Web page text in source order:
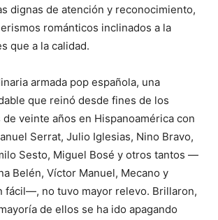
dignas de atención y reconocimiento,
románticos inclinados a la
que a la calidad.
armada pop española, una
que reinó desde fines de los
veinte años en Hispanoamérica con
Serrat, Julio Iglesias, Nino Bravo,
Sesto, Miguel Bosé y otros tantos —
Belén, Víctor Manuel, Mecano y
fácil—, no tuvo mayor relevo. Brillaron,
de ellos se ha ido apagando